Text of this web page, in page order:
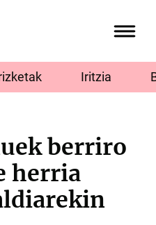
Iritzia
berriro
herria